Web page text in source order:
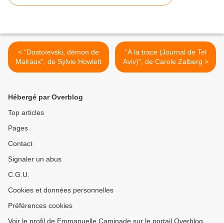
< "Dostoïevski, démon de
Malraux", de Sylvie Howlett
"A la trace (Journal de Tel
Aviv)", de Carole Zalberg >
Hébergé par Overblog
Top articles
Pages
Contact
Signaler un abus
C.G.U.
Cookies et données personnelles
Préférences cookies
Voir le profil de Emmanuelle Caminade sur le portail Overblog